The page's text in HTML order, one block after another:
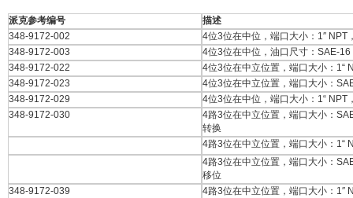
派克参考编号
描述
348-9172-002
4位3位在中位，端口大小：1″ NPT
348-9172-003
4位3位在中位，油口尺寸：SAE-
348-9172-022
4位3位在中立位置，端口大小：1“
348-9172-023
4位3位在中立位置，端口大小：
348-9172-029
4位3位在中位，端口大小：1“ NPT
348-9172-030
4路3位在中立位置，端口大小：
转换
4路3位在中立位置，端口大小：1“
4路3位在中立位置，端口大小：
移位
348-9172-039
4路3位在中立位置，端口大小：1″